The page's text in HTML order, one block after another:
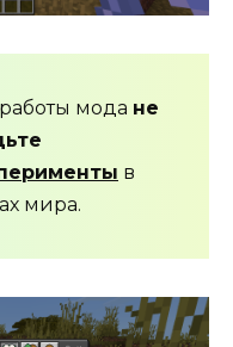
мода не
в
мира.